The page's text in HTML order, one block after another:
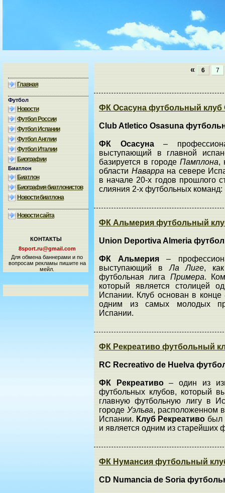
Главная
Футбол
Новости
Футбол России
Футбол Испании
Футбол Англии
Футбол Италии
Биографии
Биатлон
Биатлон
Биография биатлонистов
Новости биатлона
Новости сайта
КОНТАКТЫ
8sport.ru@gmail.com
Для обмена баннерами и по
вопросам рекламы пишите на
мейл.
ФК Осасуна футбольный клуб
Club Atletico Osasuna
ФК Осасуна–
выступающий в главной
базируется в городе Памплона,
области Наварра на севере
в начале 20-х годов прошлого
слияния 2-х футбольных команд:
ФК Альмерия футбольный
Union Deportiva Almeria
ФК Альмерия–
выступающий вЛа Лиге,
футбольная лига Примера.
который является столицей
Испании. Клуб основан в
одним из самых молодых
Испании.
ФК Рекреативо футбольный
RC Recreativo de Huelva
ФК Рекреативо– один из
футбольных клубов, который
главную футбольную лигу в
городе Уэльва, расположенном
Испании. Клуб Рекреативо был
и является одним из старейших
ФК Нумансия футбольный
CD Numancia de Soria
« 6 7